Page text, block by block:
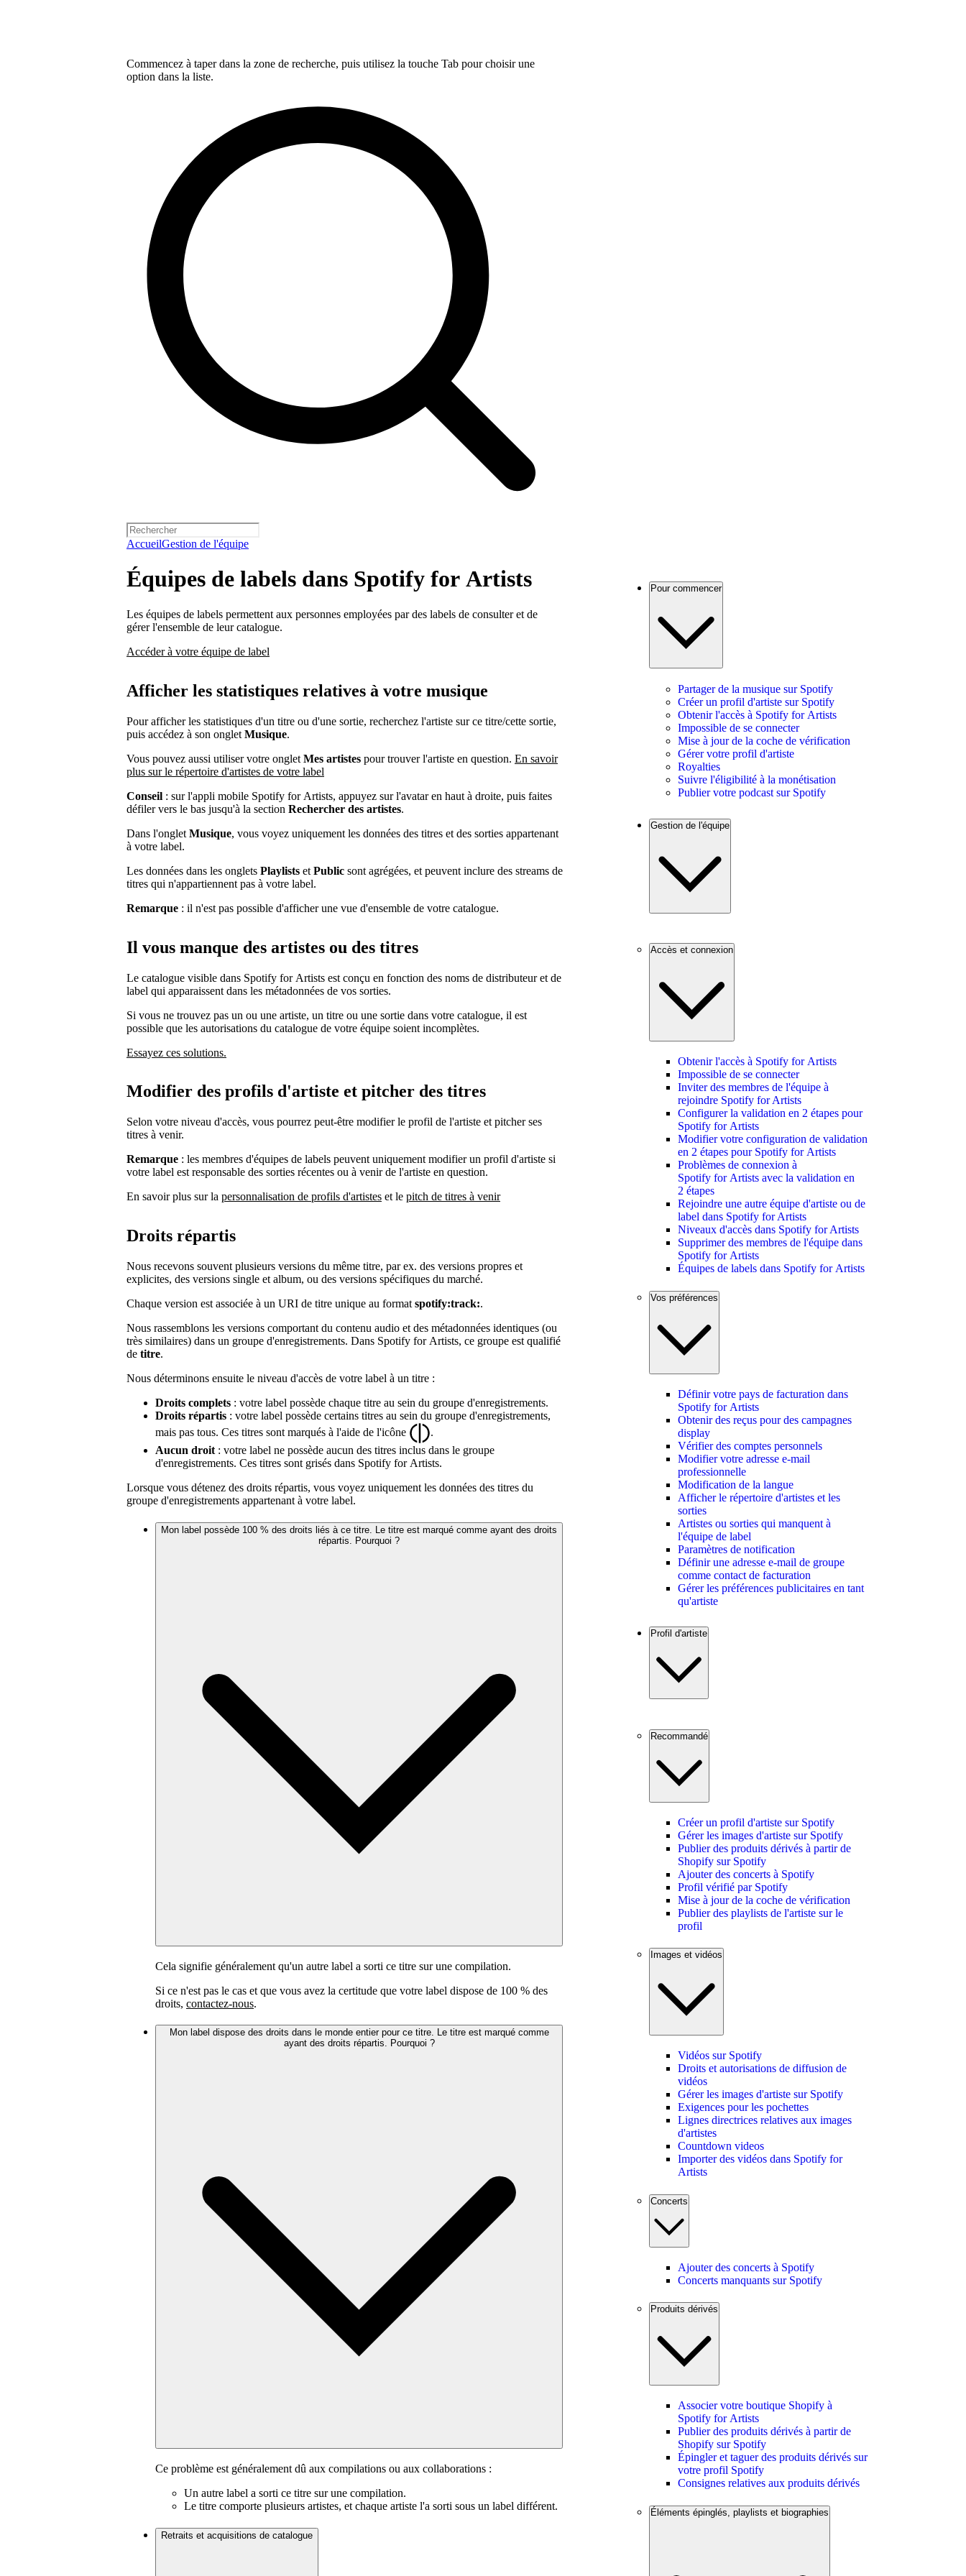
Commencez à taper dans la zone de recherche, puis utilisez la touche Tab pour choisir une
option dans la liste.
AccueilGestion de l'équipe
Équipes de labels dans Spotify for Artists
Les équipes de labels permettent aux personnes employées par des labels de consulter et de
gérer l'ensemble de leur catalogue.
Accéder à votre équipe de label
Afficher les statistiques relatives à votre musique
Pour afficher les statistiques d'un titre ou d'une sortie, recherchez l'artiste sur ce titre/cette sortie,
puis accédez à son onglet Musique.
Vous pouvez aussi utiliser votre onglet Mes artistes pour trouver l'artiste en question. En savoir
plus sur le répertoire d'artistes de votre label
Conseil : sur l'appli mobile Spotify for Artists, appuyez sur l'avatar en haut à droite, puis faites
défiler vers le bas jusqu'à la section Rechercher des artistes.
Dans l'onglet Musique, vous voyez uniquement les données des titres et des sorties appartenant
à votre label.
Les données dans les onglets Playlists et Public sont agrégées, et peuvent inclure des streams de
titres qui n'appartiennent pas à votre label.
Remarque : il n'est pas possible d'afficher une vue d'ensemble de votre catalogue.
Il vous manque des artistes ou des titres
Le catalogue visible dans Spotify for Artists est conçu en fonction des noms de distributeur et de
label qui apparaissent dans les métadonnées de vos sorties.
Si vous ne trouvez pas un ou une artiste, un titre ou une sortie dans votre catalogue, il est
possible que les autorisations du catalogue de votre équipe soient incomplètes.
Essayez ces solutions.
Modifier des profils d'artiste et pitcher des titres
Selon votre niveau d'accès, vous pourrez peut-être modifier le profil de l'artiste et pitcher ses
titres à venir.
Remarque : les membres d'équipes de labels peuvent uniquement modifier un profil d'artiste si
votre label est responsable des sorties récentes ou à venir de l'artiste en question.
En savoir plus sur la personnalisation de profils d'artistes et le pitch de titres à venir
Droits répartis
Nous recevons souvent plusieurs versions du même titre, par ex. des versions propres et
explicites, des versions single et album, ou des versions spécifiques du marché.
Chaque version est associée à un URI de titre unique au format spotify:track:.
Nous rassemblons les versions comportant du contenu audio et des métadonnées identiques (ou
très similaires) dans un groupe d'enregistrements. Dans Spotify for Artists, ce groupe est qualifié
de titre.
Nous déterminons ensuite le niveau d'accès de votre label à un titre :
Droits complets : votre label possède chaque titre au sein du groupe d'enregistrements.
Droits répartis : votre label possède certains titres au sein du groupe d'enregistrements,
mais pas tous. Ces titres sont marqués à l'aide de l'icône
.
Aucun droit : votre label ne possède aucun des titres inclus dans le groupe
d'enregistrements. Ces titres sont grisés dans Spotify for Artists.
Lorsque vous détenez des droits répartis, vous voyez uniquement les données des titres du
groupe d'enregistrements appartenant à votre label.
Mon label possède 100 % des droits liés à ce titre. Le titre est marqué comme ayant des droits
répartis. Pourquoi ?
Cela signifie généralement qu'un autre label a sorti ce titre sur une compilation.
Si ce n'est pas le cas et que vous avez la certitude que votre label dispose de 100 % des
droits, contactez-nous.
Mon label dispose des droits dans le monde entier pour ce titre. Le titre est marqué comme
ayant des droits répartis. Pourquoi ?
Ce problème est généralement dû aux compilations ou aux collaborations :
Un autre label a sorti ce titre sur une compilation.
Le titre comporte plusieurs artistes, et chaque artiste l'a sorti sous un label différent.
Retraits et acquisitions de catalogue
Pour commencer
Partager de la musique sur Spotify
Créer un profil d'artiste sur Spotify
Obtenir l'accès à Spotify for Artists
Impossible de se connecter
Mise à jour de la coche de vérification
Gérer votre profil d'artiste
Royalties
Suivre l'éligibilité à la monétisation
Publier votre podcast sur Spotify
Gestion de l'équipe
Accès et connexion
Obtenir l'accès à Spotify for Artists
Impossible de se connecter
Inviter des membres de l'équipe à
rejoindre Spotify for Artists
Configurer la validation en 2 étapes pour
Spotify for Artists
Modifier votre configuration de validation
en 2 étapes pour Spotify for Artists
Problèmes de connexion à
Spotify for Artists avec la validation en
2 étapes
Rejoindre une autre équipe d'artiste ou de
label dans Spotify for Artists
Niveaux d'accès dans Spotify for Artists
Supprimer des membres de l'équipe dans
Spotify for Artists
Équipes de labels dans Spotify for Artists
Vos préférences
Définir votre pays de facturation dans
Spotify for Artists
Obtenir des reçus pour des campagnes
display
Vérifier des comptes personnels
Modifier votre adresse e-mail
professionnelle
Modification de la langue
Afficher le répertoire d'artistes et les
sorties
Artistes ou sorties qui manquent à
l'équipe de label
Paramètres de notification
Définir une adresse e-mail de groupe
comme contact de facturation
Gérer les préférences publicitaires en tant
qu'artiste
Profil d'artiste
Recommandé
Créer un profil d'artiste sur Spotify
Gérer les images d'artiste sur Spotify
Publier des produits dérivés à partir de
Shopify sur Spotify
Ajouter des concerts à Spotify
Profil vérifié par Spotify
Mise à jour de la coche de vérification
Publier des playlists de l'artiste sur le
profil
Images et vidéos
Vidéos sur Spotify
Droits et autorisations de diffusion de
vidéos
Gérer les images d'artiste sur Spotify
Exigences pour les pochettes
Lignes directrices relatives aux images
d'artistes
Countdown videos
Importer des vidéos dans Spotify for
Artists
Concerts
Ajouter des concerts à Spotify
Concerts manquants sur Spotify
Produits dérivés
Associer votre boutique Shopify à
Spotify for Artists
Publier des produits dérivés à partir de
Shopify sur Spotify
Épingler et taguer des produits dérivés sur
votre profil Spotify
Consignes relatives aux produits dérivés
Éléments épinglés, playlists et biographies